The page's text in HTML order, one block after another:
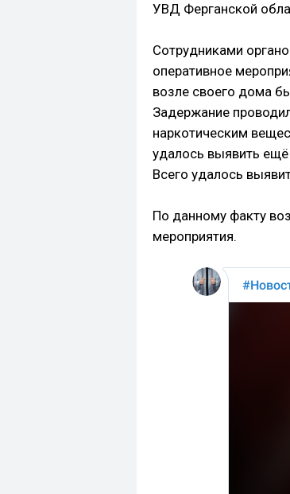
УВД Ферганской
Сотрудниками
оперативное
возле своего дома
Задержание
наркотическим
удалось выявить
Всего удалось
По данному факту
мероприятия.